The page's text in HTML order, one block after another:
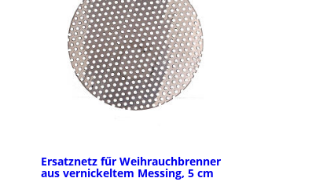
Ersatznetz fűr Weihrauchbrenner
aus vernickeltem Messing, 5 cm